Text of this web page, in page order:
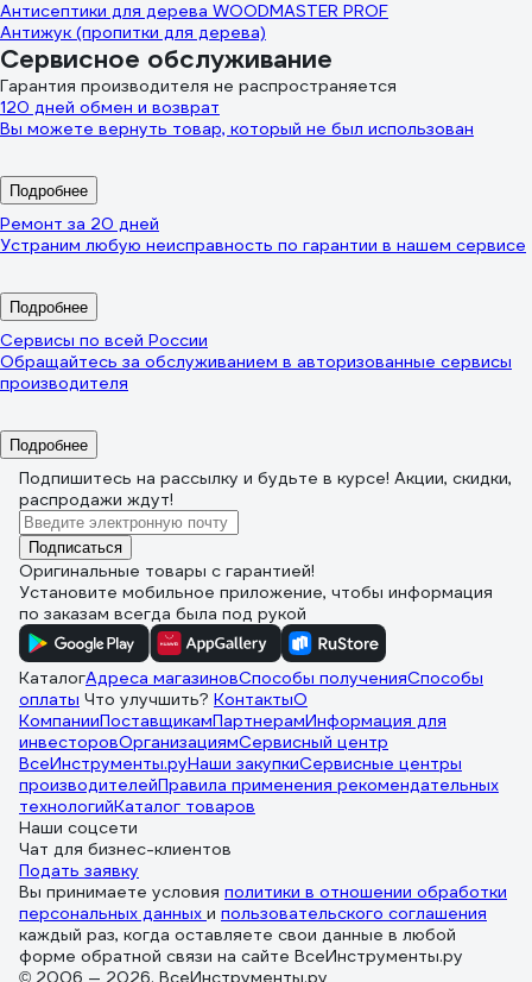
Антисептики для дерева WOODMASTER PROF
Антижук (пропитки для дерева)
Сервисное обслуживание
Гарантия производителя не распространяется
120 дней обмен и возврат
Вы можете вернуть товар, который не был использован
Подробнее
Ремонт за 20 дней
Устраним любую неисправность по гарантии в нашем сервисе
Подробнее
Сервисы по всей России
Обращайтесь за обслуживанием в авторизованные сервисы
производителя
Подробнее
Подпишитесь на рассылку и будьте в курсе! Акции, скидки,
распродажи ждут!
Подписаться
Оригинальные товары с гарантией!
Установите мобильное приложение, чтобы информация
по заказам всегда была под рукой
КаталогАдреса магазиновСпособы полученияСпособы
оплаты Что улучшить? КонтактыО
КомпанииПоставщикамПартнерамИнформация для
инвесторовОрганизациямСервисный центр
ВсеИнструменты.руНаши закупкиСервисные центры
производителейПравила применения рекомендательных
технологийКаталог товаров
Наши соцсети
Чат для бизнес-клиентов
Подать заявку
Вы принимаете условия политики в отношении обработки
персональных данных и пользовательского соглашения
каждый раз, когда оставляете свои данные в любой
форме обратной связи на сайте ВсеИнструменты.ру
© 2006 — 2026. ВсеИнструменты.ру